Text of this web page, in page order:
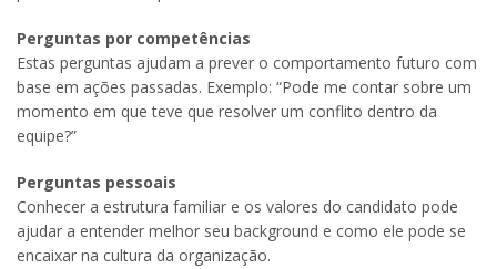
Perguntas por competências
Estas perguntas ajudam a prever o comportamento futuro com
base em ações passadas. Exemplo: “Pode me contar sobre um
momento em que teve que resolver um conflito dentro da
equipe?”
Perguntas pessoais
Conhecer a estrutura familiar e os valores do candidato pode
ajudar a entender melhor seu background e como ele pode se
encaixar na cultura da organização.